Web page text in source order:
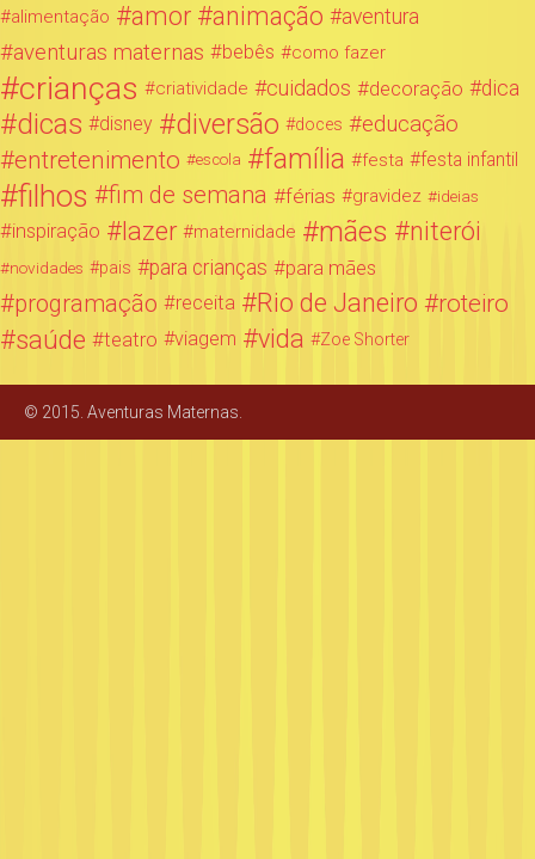
alimentação amor animação aventura
aventuras maternas bebês como fazer
crianças criatividade cuidados decoração dica
dicas disney diversão doces educação
entretenimento escola família festa festa infantil
filhos fim de semana férias gravidez ideias
inspiração lazer maternidade mães niterói
novidades pais para crianças para mães
programação receita Rio de Janeiro roteiro
saúde teatro viagem vida Zoe Shorter
© 2015. Aventuras Maternas.